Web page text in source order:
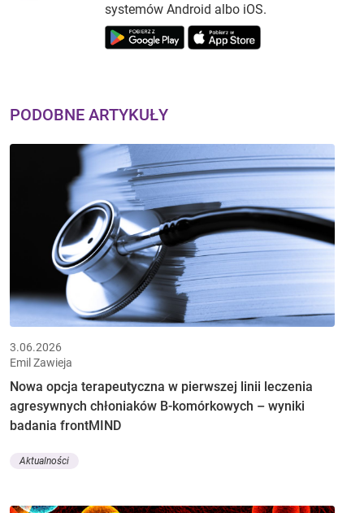
systemów Android albo iOS.
PODOBNE ARTYKUŁY
3.06.2026
Emil Zawieja
Nowa opcja terapeutyczna w pierwszej linii leczenia
agresywnych chłoniaków B-komórkowych – wyniki
badania frontMIND
Aktualności